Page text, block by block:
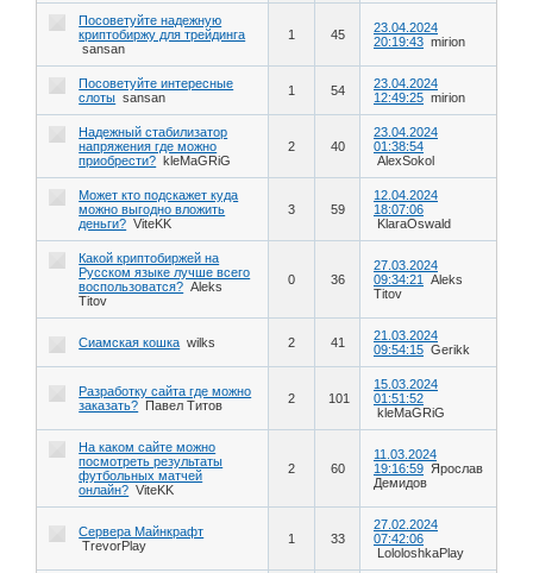
Посоветуйте надежную
криптобиржу для трейдинга
sansan
1 45
23.04.2024
20:19:43 mirion
Посоветуйте интересные
слоты sansan 1 54
23.04.2024
12:49:25 mirion
Надежный стабилизатор
напряжения где можно
приобрести? kleMaGRiG
2 40
23.04.2024
01:38:54
AlexSokol
Может кто подскажет куда
можно выгодно вложить
деньги? ViteKK
3 59
12.04.2024
18:07:06
KlaraOswald
Какой криптобиржей на
Русском языке лучше всего
воспользоватся? Aleks
Titov
0 36
27.03.2024
09:34:21
Aleks
Titov
Сиамская кошка wilks 2 41
21.03.2024
09:54:15 Gerikk
Разработку сайта где можно
заказать?
Павел Титов 2 101
15.03.2024
01:51:52
kleMaGRiG
На каком сайте можно
посмотреть результаты
футбольных матчей
онлайн? ViteKK
2 60
11.03.2024
19:16:59 Ярослав
Демидов
Сервера Майнкрафт
TrevorPlay
1 33
27.02.2024
07:42:06
LololoshkaPlay